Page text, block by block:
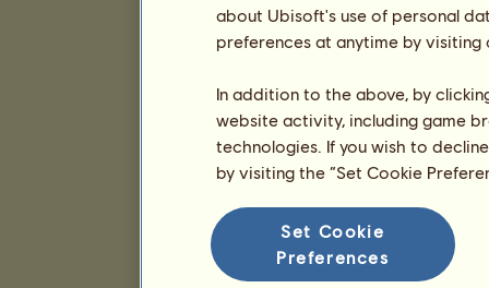
about Ubisoft's use of personal
preferences at anytime by
In addition to the above, by
website activity, including game
technologies. If you wish to
by visiting the “Set Cookie
Set Cookie
Preferences